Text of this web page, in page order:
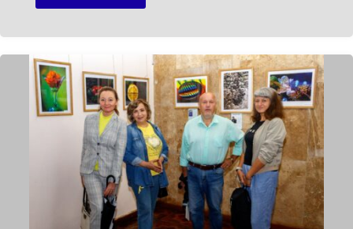
СУМЩИНИ
ПОТРЕБУЄ
ПІДТРИМКИ"